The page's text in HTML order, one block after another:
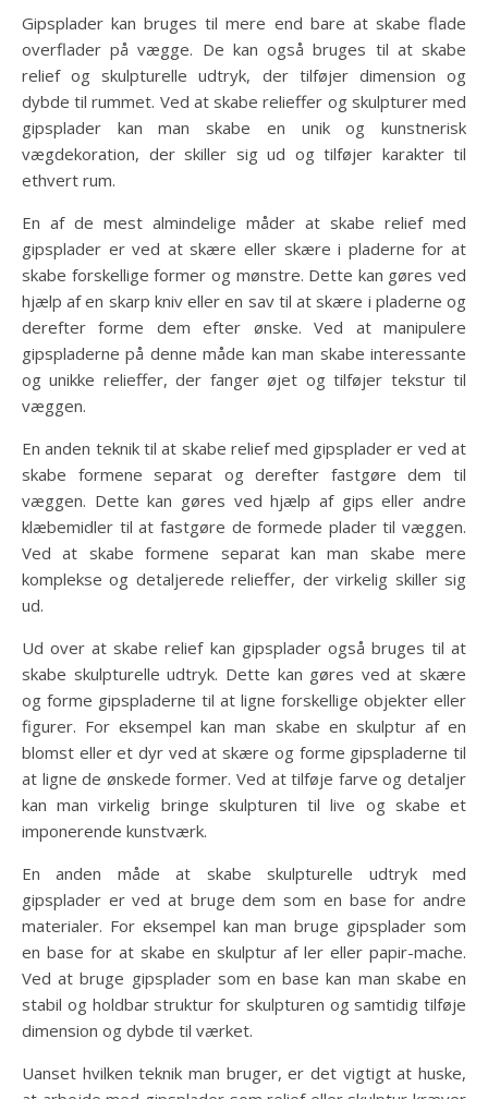
Gipsplader kan bruges til mere end bare at skabe flade
overflader på vægge. De kan også bruges til at skabe
relief og skulpturelle udtryk, der tilføjer dimension og
dybde til rummet. Ved at skabe relieffer og skulpturer med
gipsplader kan man skabe en unik og kunstnerisk
vægdekoration, der skiller sig ud og tilføjer karakter til
ethvert rum.
En af de mest almindelige måder at skabe relief med
gipsplader er ved at skære eller skære i pladerne for at
skabe forskellige former og mønstre. Dette kan gøres ved
hjælp af en skarp kniv eller en sav til at skære i pladerne og
derefter forme dem efter ønske. Ved at manipulere
gipspladerne på denne måde kan man skabe interessante
og unikke relieffer, der fanger øjet og tilføjer tekstur til
væggen.
En anden teknik til at skabe relief med gipsplader er ved at
skabe formene separat og derefter fastgøre dem til
væggen. Dette kan gøres ved hjælp af gips eller andre
klæbemidler til at fastgøre de formede plader til væggen.
Ved at skabe formene separat kan man skabe mere
komplekse og detaljerede relieffer, der virkelig skiller sig
ud.
Ud over at skabe relief kan gipsplader også bruges til at
skabe skulpturelle udtryk. Dette kan gøres ved at skære
og forme gipspladerne til at ligne forskellige objekter eller
figurer. For eksempel kan man skabe en skulptur af en
blomst eller et dyr ved at skære og forme gipspladerne til
at ligne de ønskede former. Ved at tilføje farve og detaljer
kan man virkelig bringe skulpturen til live og skabe et
imponerende kunstværk.
En anden måde at skabe skulpturelle udtryk med
gipsplader er ved at bruge dem som en base for andre
materialer. For eksempel kan man bruge gipsplader som
en base for at skabe en skulptur af ler eller papir-mache.
Ved at bruge gipsplader som en base kan man skabe en
stabil og holdbar struktur for skulpturen og samtidig tilføje
dimension og dybde til værket.
Uanset hvilken teknik man bruger, er det vigtigt at huske,